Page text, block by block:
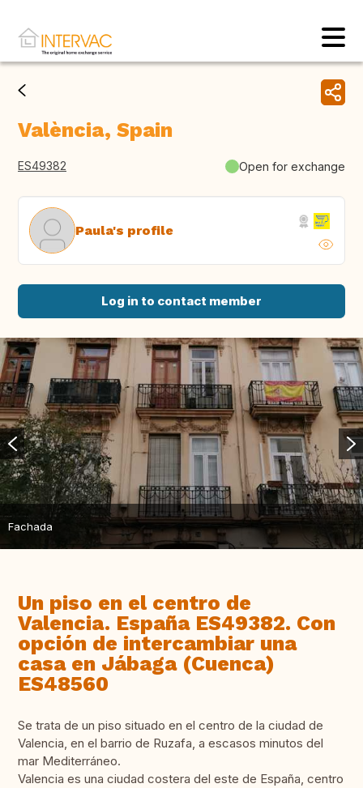
València, Spain
ES49382 Open for exchange
Paula's profile
Log in to contact member
Fachada
Un piso en el centro de
Valencia. España ES49382. Con
opción de intercambiar una
casa en Jábaga (Cuenca)
ES48560
Se trata de un piso situado en el centro de la ciudad de
Valencia, en el barrio de Ruzafa, a escasos minutos del
mar Mediterráneo.
Valencia es una ciudad costera del este de España, centro